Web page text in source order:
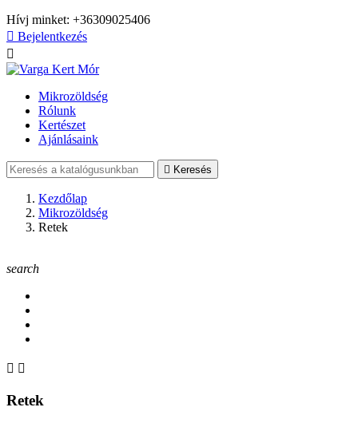
Hívj minket: +36309025406
 Bejelentkezés

Mikrozöldség
Rólunk
Kertészet
Ajánlásaink
 Keresés
Kezdőlap
Mikrozöldség
Retek
search
 
Retek